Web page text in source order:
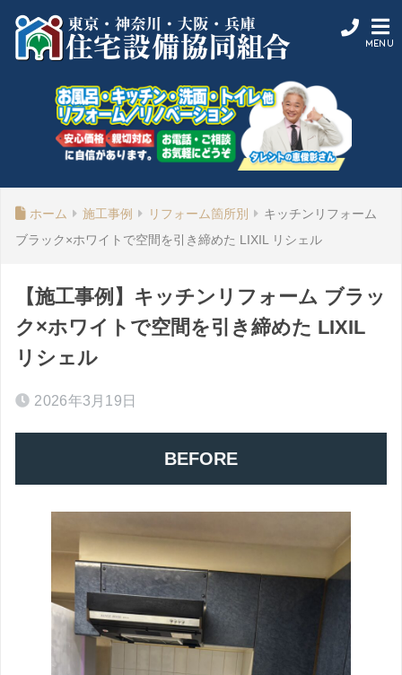
ホーム 施工事例 リフォーム箇所別
キッチンリフォーム
ブラック×ホワイトで空間を引き締めた LIXIL リシェル
【施工事例】キッチンリフォーム ブラッ
ク×ホワイトで空間を引き締めた LIXIL
リシェル
2026年3月19日
BEFORE